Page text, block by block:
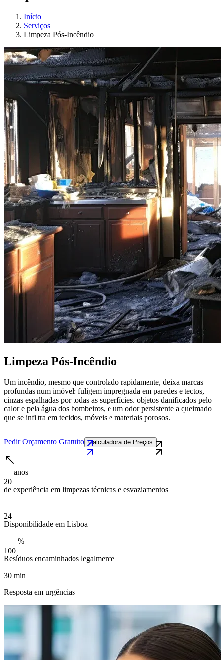
Início
Serviços
Limpeza Pós-Incêndio
Limpeza Pós-Incêndio
Um incêndio, mesmo que controlado rapidamente, deixa marcas
profundas num imóvel: fuligem impregnada em paredes e tectos,
cinzas espalhadas por todas as superfícies, objetos danificados pelo
calor e pela água dos bombeiros, e um odor persistente a queimado
que se infiltra em tecidos, móveis e materiais porosos.
Pedir Orçamento Gratuito Calculadora de Preços
20
anos
de experiência em limpezas técnicas e esvaziamentos
24
Disponibilidade em Lisboa
100
%
Resíduos encaminhados legalmente
30 min
Resposta em urgências